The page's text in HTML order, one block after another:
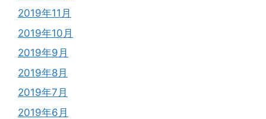
2019年11月
2019年10月
2019年9月
2019年8月
2019年7月
2019年6月